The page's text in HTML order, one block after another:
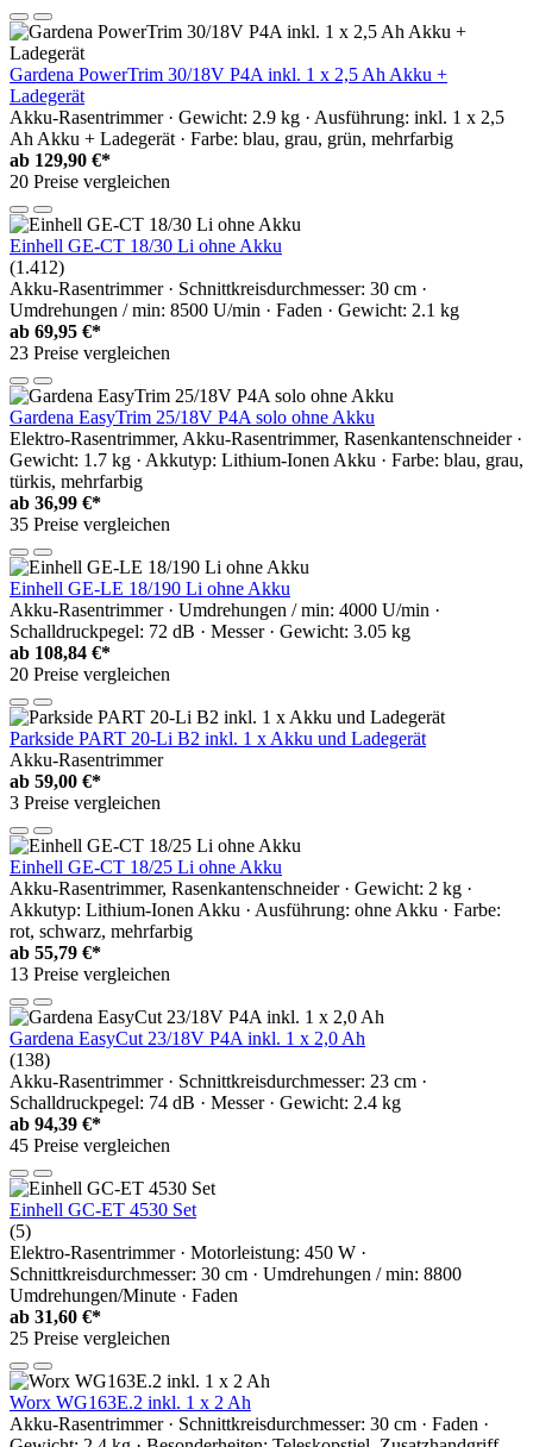
Gardena PowerTrim 30/18V P4A inkl. 1 x 2,5 Ah Akku +
Ladegerät
Akku-Rasentrimmer · Gewicht: 2.9 kg · Ausführung: inkl. 1 x 2,5
Ah Akku + Ladegerät · Farbe: blau, grau, grün, mehrfarbig
ab 129,90 €*
20 Preise vergleichen
Einhell GE-CT 18/30 Li ohne Akku
(1.412)
Akku-Rasentrimmer · Schnittkreisdurchmesser: 30 cm ·
Umdrehungen / min: 8500 U/min · Faden · Gewicht: 2.1 kg
ab 69,95 €*
23 Preise vergleichen
Gardena EasyTrim 25/18V P4A solo ohne Akku
Elektro-Rasentrimmer, Akku-Rasentrimmer, Rasenkantenschneider ·
Gewicht: 1.7 kg · Akkutyp: Lithium-Ionen Akku · Farbe: blau, grau,
türkis, mehrfarbig
ab 36,99 €*
35 Preise vergleichen
Einhell GE-LE 18/190 Li ohne Akku
Akku-Rasentrimmer · Umdrehungen / min: 4000 U/min ·
Schalldruckpegel: 72 dB · Messer · Gewicht: 3.05 kg
ab 108,84 €*
20 Preise vergleichen
Parkside PART 20-Li B2 inkl. 1 x Akku und Ladegerät
Akku-Rasentrimmer
ab 59,00 €*
3 Preise vergleichen
Einhell GE-CT 18/25 Li ohne Akku
Akku-Rasentrimmer, Rasenkantenschneider · Gewicht: 2 kg ·
Akkutyp: Lithium-Ionen Akku · Ausführung: ohne Akku · Farbe:
rot, schwarz, mehrfarbig
ab 55,79 €*
13 Preise vergleichen
Gardena EasyCut 23/18V P4A inkl. 1 x 2,0 Ah
(138)
Akku-Rasentrimmer · Schnittkreisdurchmesser: 23 cm ·
Schalldruckpegel: 74 dB · Messer · Gewicht: 2.4 kg
ab 94,39 €*
45 Preise vergleichen
Einhell GC-ET 4530 Set
(5)
Elektro-Rasentrimmer · Motorleistung: 450 W ·
Schnittkreisdurchmesser: 30 cm · Umdrehungen / min: 8800
Umdrehungen/Minute · Faden
ab 31,60 €*
25 Preise vergleichen
Worx WG163E.2 inkl. 1 x 2 Ah
Akku-Rasentrimmer · Schnittkreisdurchmesser: 30 cm · Faden ·